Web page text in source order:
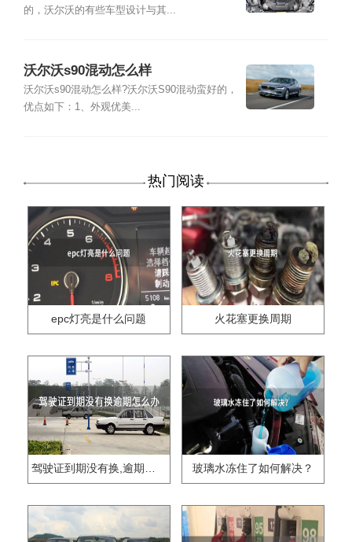
的，沃尔沃的有些车型设计与其...
沃尔沃s90混动怎么样
沃尔沃s90混动怎么样?沃尔沃S90混动蛮好的，
优点如下：1、外观优美...
热门阅读
epc灯亮是什么问题 火花塞更换周期
驾驶证到期没有换,逾期怎么办?? 玻璃水冻住了如何解决？